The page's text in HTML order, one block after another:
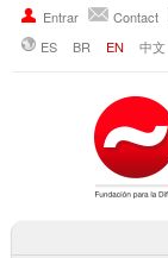
Entrar Contact
ES
BR EN 中文